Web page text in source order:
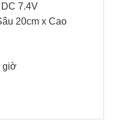
7.4V
20cm x Cao
giờ